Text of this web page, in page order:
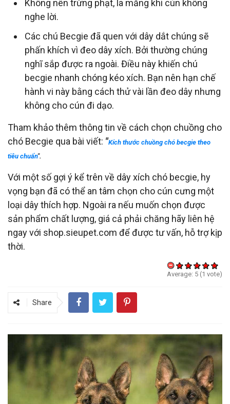
Không nên trừng phạt, la mắng khi cún không
nghe lời.
Các chú Becgie đã quen với dây dắt chúng sẽ
phấn khích vì đeo dây xích. Bởi thường chúng
nghĩ sắp được ra ngoài. Điều này khiến chú
becgie nhanh chóng kéo xích. Bạn nên hạn chế
hành vi này bằng cách thử vài lần đeo dây nhưng
không cho cún đi dạo.
Tham khảo thêm thông tin về cách chọn chuồng cho
chó Becgie qua bài viết: "Kích thước chuồng chó becgie theo
tiêu chuẩn".
Với một số gợi ý kể trên về dây xích chó becgie, hy
vọng bạn đã có thể an tâm chọn cho cún cưng một
loại dây thích hợp. Ngoài ra nếu muốn chọn được
sản phẩm chất lượng, giá cả phải chăng hãy liên hệ
ngay với shop.sieupet.com để được tư vấn, hỗ trợ kịp
thời.
Average: 5 (1 vote)
Share